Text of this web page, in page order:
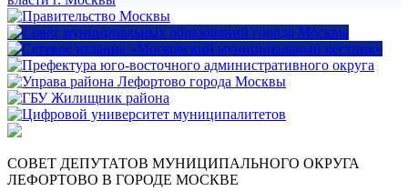
СОВЕТ ДЕПУТАТОВ МУНИЦИПАЛЬНОГО ОКРУГА
ЛЕФОРТОВО В ГОРОДЕ МОСКВЕ